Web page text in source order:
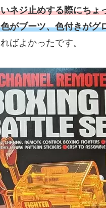
ネジ止めする際にちょ
がブーツ、色付きがグ
ばよかったです。